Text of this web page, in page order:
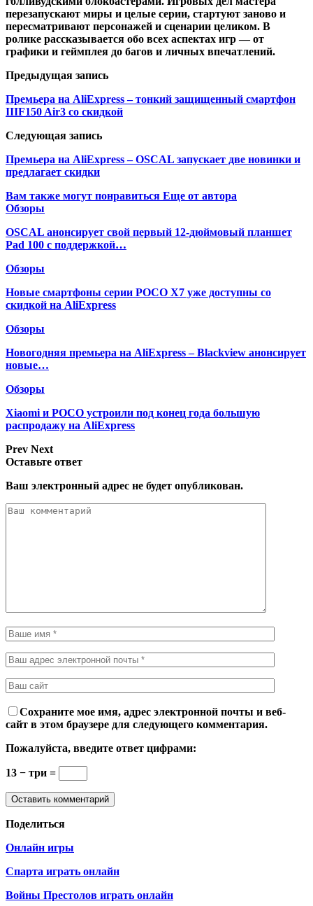
перезапускают миры и целые серии, стартуют заново и
пересматривают персонажей и сценарии целиком. В
ролике рассказывается обо всех аспектах игр — от
графики и геймплея до багов и личных впечатлений.
Предыдущая запись
Премьера на AliExpress – тонкий защищенный смартфон
IIIF150 Air3 со скидкой
Следующая запись
Премьера на AliExpress – OSCAL запускает две новинки и
предлагает скидки
Вам также могут понравиться Еще от автора
Обзоры
OSCAL анонсирует свой первый 12-дюймовый планшет
Pad 100 с поддержкой…
Обзоры
Новые смартфоны серии POCO X7 уже доступны со
скидкой на AliExpress
Обзоры
Новогодняя премьера на AliExpress – Blackview анонсирует
новые…
Обзоры
Xiaomi и POCO устроили под конец года большую
распродажу на AliExpress
Prev Next
Оставьте ответ
Ваш электронный адрес не будет опубликован.
Сохраните мое имя, адрес электронной почты и веб-
сайт в этом браузере для следующего комментария.
Пожалуйста, введите ответ цифрами:
13 − три =
Поделиться
Онлайн игры
Спарта играть онлайн
Войны Престолов играть онлайн